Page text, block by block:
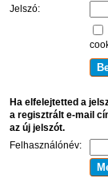
Jelszó:
Ha elfelejtetted a
a regisztrált e-mail
az új jelszót.
Felhasználónév: